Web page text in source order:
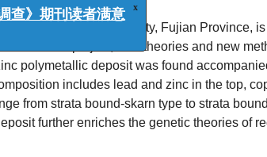
mine in Yongding county, Fujian Province,
In this project, new theories and new
polymetallic deposit was found
includes lead and zinc in the top,
from strata bound-skarn type to strata
further enriches the genetic theories of
期刊读者满意